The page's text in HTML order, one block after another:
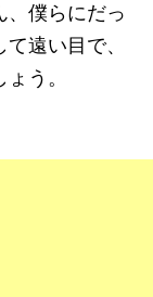
、僕らにだっ
遠い目で、
う。